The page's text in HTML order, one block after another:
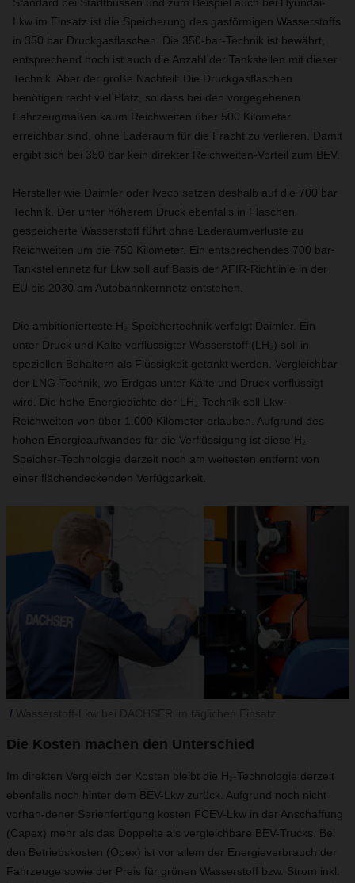
Lkw im Einsatz ist die Speicherung des gasförmigen Wasserstoffs
in 350 bar Druckgasflaschen. Die 350-bar-Technik ist bewährt,
entsprechend hoch ist auch die Anzahl der Tankstellen mit dieser
Technik. Aber der große Nachteil: Die Druckgasflaschen
benötigen recht viel Platz, so dass bei den vorgegebenen
Fahrzeugmaßen kaum Reichweiten über 500 Kilometer
erreichbar sind, ohne Laderaum für die Fracht zu verlieren. Damit
ergibt sich bei 350 bar kein direkter Reichweiten-Vorteil zum BEV.
Hersteller wie Daimler oder Iveco setzen deshalb auf die 700 bar
Technik. Der unter höherem Druck ebenfalls in Flaschen
gespeicherte Wasserstoff führt ohne Laderaumverluste zu
Reichweiten um die 750 Kilometer. Ein entsprechendes 700 bar-
Tankstellennetz für Lkw soll auf Basis der AFIR-Richtlinie in der
EU bis 2030 am Autobahnkernnetz entstehen.
Die ambitionierteste H₂-Speichertechnik verfolgt Daimler. Ein
unter Druck und Kälte verflüssigter Wasserstoff (LH₂) soll in
speziellen Behältern als Flüssigkeit getankt werden. Vergleichbar
der LNG-Technik, wo Erdgas unter Kälte und Druck verflüssigt
wird. Die hohe Energiedichte der LH₂-Technik soll Lkw-
Reichweiten von über 1.000 Kilometer erlauben. Aufgrund des
hohen Energieaufwandes für die Verflüssigung ist diese H₂-
Speicher-Technologie derzeit noch am weitesten entfernt von
einer flächendeckenden Verfügbarkeit.
Die Kosten machen den Unterschied
Im direkten Vergleich der Kosten bleibt die H₂-Technologie derzeit
ebenfalls noch hinter dem BEV-Lkw zurück. Aufgrund noch nicht
vorhan-dener Serienfertigung kosten FCEV-Lkw in der Anschaffung
(Capex) mehr als das Doppelte als vergleichbare BEV-Trucks. Bei
den Betriebskosten (Opex) ist vor allem der Energieverbrauch der
Fahrzeuge sowie der Preis für grünen Wasserstoff bzw. Strom inkl.